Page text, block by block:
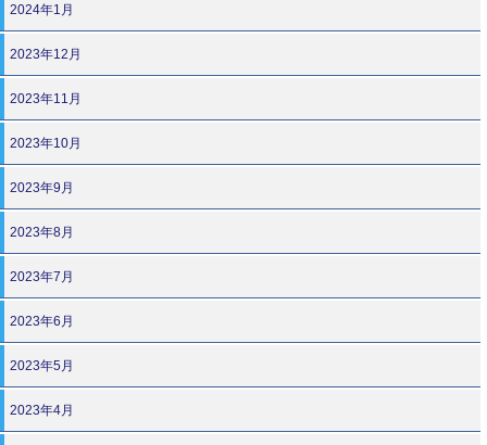
2024年1月
2023年12月
2023年11月
2023年10月
2023年9月
2023年8月
2023年7月
2023年6月
2023年5月
2023年4月